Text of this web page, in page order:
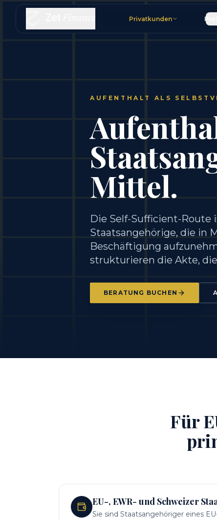
Privatkunden
AUFENTHALT ALS
Mittel.
Die Self-Sufficient-Route
Staatsangehörige, die in
Beschäftigung
strukturieren die Akte,
BERATUNG BUCHEN
Für
EU-, EWR- und Schweizer
Sie sind Staatsangehöriger eines